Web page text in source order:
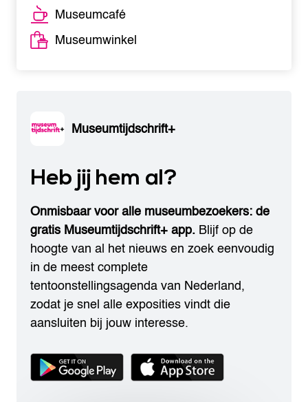
Museumcafé
Museumwinkel
Museumtijdschrift+
Heb jij hem al?
Onmisbaar voor alle museumbezoekers: de
gratis Museumtijdschrift+ app. Blijf op de
hoogte van al het nieuws en zoek eenvoudig
in de meest complete
tentoonstellingsagenda van Nederland,
zodat je snel alle exposities vindt die
aansluiten bij jouw interesse.